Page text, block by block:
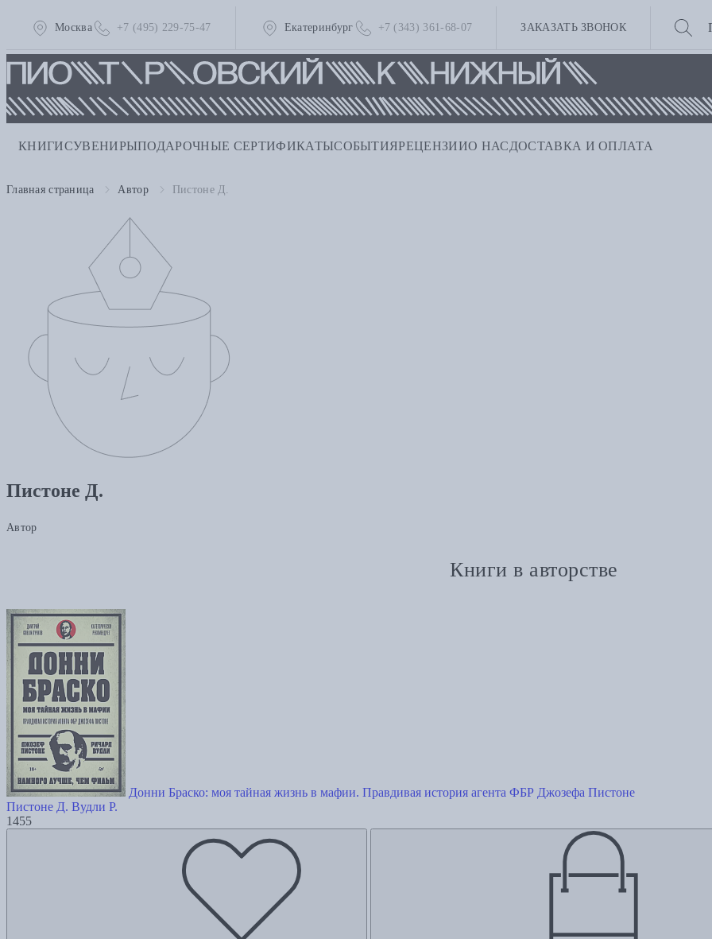
Москва +7 (495) 229-75-47 Екатеринбург +7 (343) 361-68-07 ЗАКАЗАТЬ ЗВОНОК
КНИГИСУВЕНИРЫПОДАРОЧНЫЕ СЕРТИФИКАТЫСОБЫТИЯРЕЦЕНЗИИО НАС ДОСТАВКА И ОПЛАТА
Главная страница Автор Пистоне Д.
Пистоне Д.
Автор
Книги в авторстве
Донни Браско: моя тайная жизнь в мафии. Правдивая история агента ФБР Джозефа Пистоне
Пистоне Д. Вудли Р.
1455